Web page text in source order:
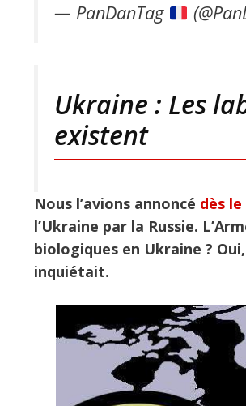
— PanDanTag
Ukraine : Les
existent
Nous l’avions annoncé dès
l’Ukraine par la Russie.
biologiques en Ukraine ?
inquiétait.